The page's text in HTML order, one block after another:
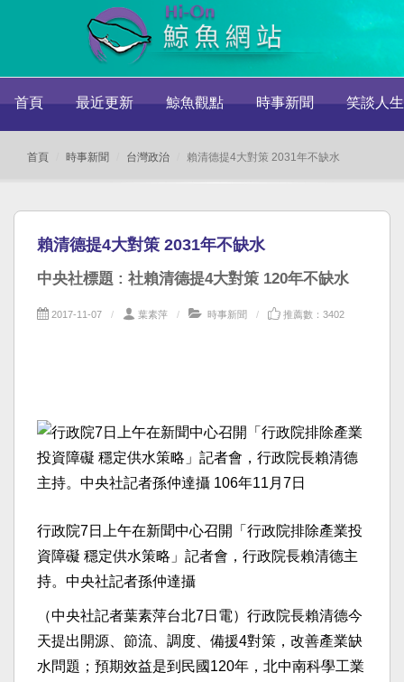
首頁 最近更新 鯨魚觀點 時事新聞 笑談人生
首頁 時事新聞 台灣政治 賴清德提4大對策 2031年不缺水
賴清德提4大對策 2031年不缺水
中央社標題 : 社賴清德提4大對策 120年不缺水
2017-11-07 葉素萍 時事新聞 推薦數：3402
行政院7日上午在新聞中心召開「行政院排除產業投
資障礙 穩定供水策略」記者會，行政院長賴清德主
持。中央社記者孫仲達攝
（中央社記者葉素萍台北7日電）行政院長賴清德今
天提出開源、節流、調度、備援4對策，改善產業缺
水問題；預期效益是到民國120年，北中南科學工業